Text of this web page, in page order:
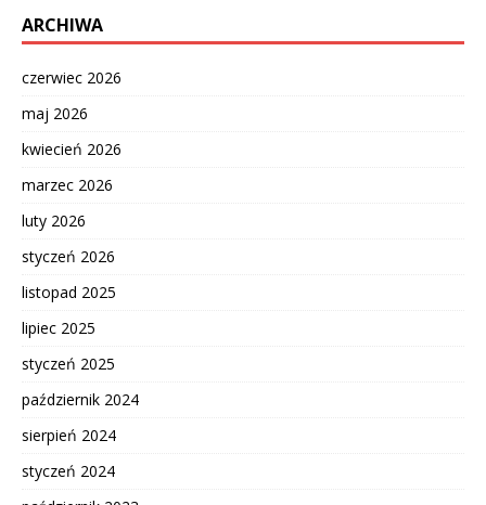
ARCHIWA
czerwiec 2026
maj 2026
kwiecień 2026
marzec 2026
luty 2026
styczeń 2026
listopad 2025
lipiec 2025
styczeń 2025
październik 2024
sierpień 2024
styczeń 2024